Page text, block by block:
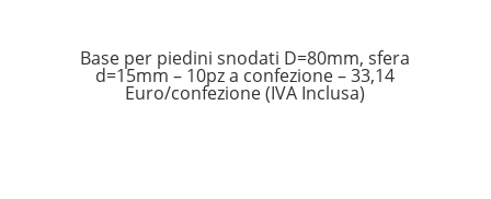
Base per piedini snodati D=80mm, sfera
d=15mm – 10pz a confezione – 33,14
Euro/confezione (IVA Inclusa)